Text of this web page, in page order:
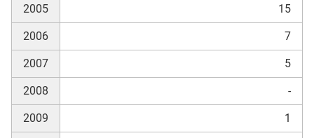
2005 15
2006 7
2007 5
2008 -
2009 1